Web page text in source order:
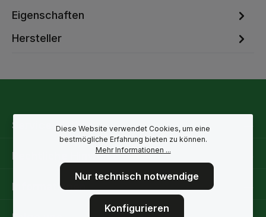
Eigenschaften
Hersteller
Service-Hotline
Rechtliche Hinweise
Informationen
Diese Website verwendet Cookies, um eine
bestmögliche Erfahrung bieten zu können.
Mehr Informationen ...
Nur technisch notwendige
Konfigurieren